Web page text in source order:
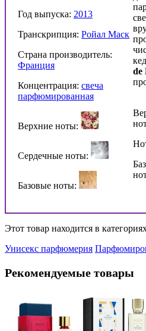
Год выпуска: 2013
Транскрипция: Ройал Маск
Страна производитель:
Франция
Концентрация: свеча
парфюмированная
Верхние ноты:
Сердечные ноты:
Базовые ноты:
de
Этот товар находится в
Унисекс парфюмерия
Рекомендуемые товары